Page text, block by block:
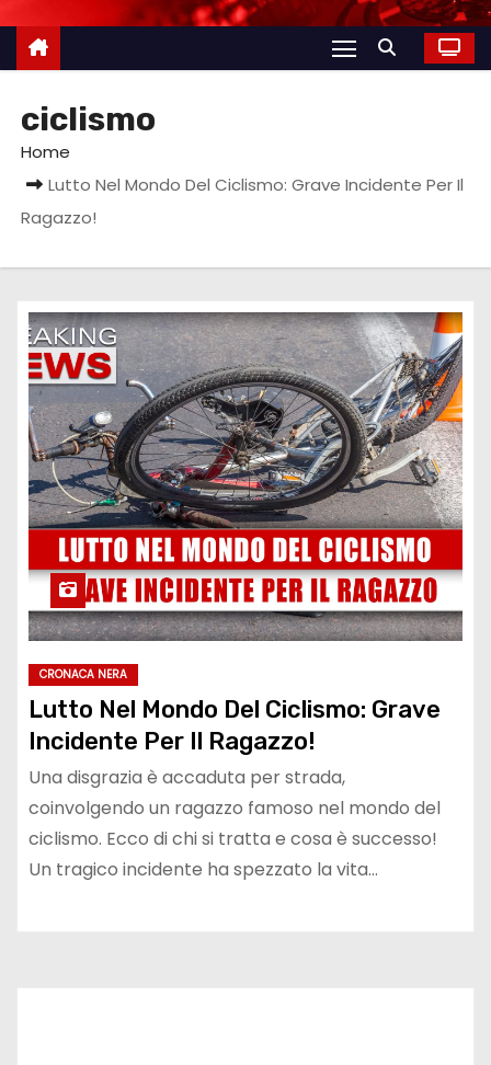
ciclismo
Home
Lutto Nel Mondo Del Ciclismo: Grave Incidente Per Il
Ragazzo!
CRONACA NERA
Lutto Nel Mondo Del Ciclismo: Grave
Incidente Per Il Ragazzo!
Una disgrazia è accaduta per strada,
coinvolgendo un ragazzo famoso nel mondo del
ciclismo. Ecco di chi si tratta e cosa è successo!
Un tragico incidente ha spezzato la vita…